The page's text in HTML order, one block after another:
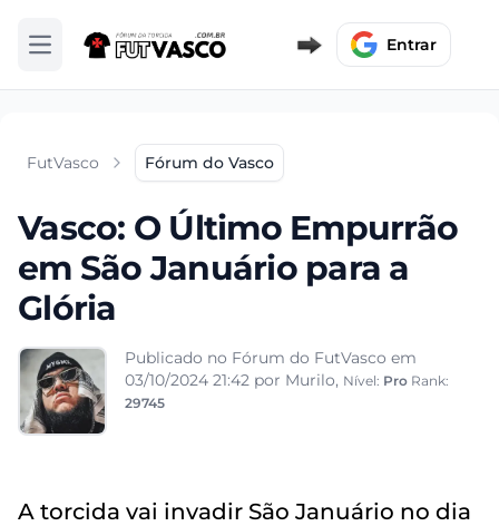
Abrir menu Entrar
FutVasco Fórum do Vasco
Vasco: O Último Empurrão
em São Januário para a
Glória
Publicado no Fórum do FutVasco em
03/10/2024 21:42 por Murilo, Nível: Pro Rank:
29745
A torcida vai invadir São Januário no dia